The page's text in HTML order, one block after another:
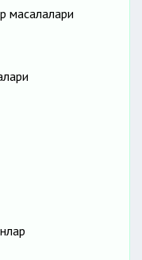
масалалари